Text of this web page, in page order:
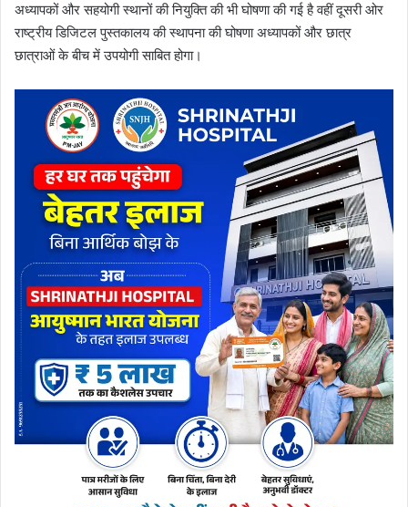
अध्यापकों और सहयोगी स्थानों की नियुक्ति की भी घोषणा की गई है वहीं दूसरी ओर
राष्ट्रीय डिजिटल पुस्तकालय की स्थापना की घोषणा अध्यापकों और छात्र
छात्राओं के बीच में उपयोगी साबित होगा।